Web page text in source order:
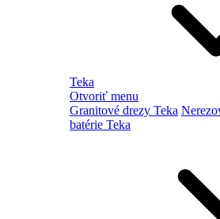
Teka
Otvoriť menu
Granitové drezy Teka
batérie Teka